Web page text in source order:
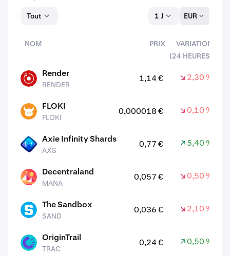
Tout 1 J EUR
NOM PRIX
VARIATION
(24 HEURES)
RENDER Render
RENDER
1,14 € 2,30 %
FLOKI FLOKI
FLOKI
0,000018 € 0,10 %
AXS Axie Infinity Shards
AXS
0,77 € 5,40 %
MANA Decentraland
MANA
0,057 € 0,50 %
SAND The Sandbox
SAND
0,036 € 2,10 %
TRAC OriginTrail
TRAC
0,24 € 0,50 %